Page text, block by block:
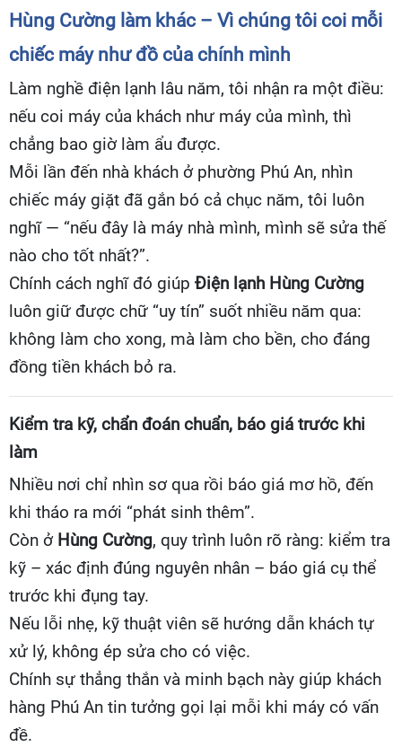
Hùng Cường làm khác – Vì chúng tôi coi mỗi
chiếc máy như đồ của chính mình
Làm nghề điện lạnh lâu năm, tôi nhận ra một điều:
nếu coi máy của khách như máy của mình, thì
chẳng bao giờ làm ẩu được.
Mỗi lần đến nhà khách ở phường Phú An, nhìn
chiếc máy giặt đã gắn bó cả chục năm, tôi luôn
nghĩ — “nếu đây là máy nhà mình, mình sẽ sửa thế
nào cho tốt nhất?”.
Chính cách nghĩ đó giúp Điện lạnh Hùng Cường
luôn giữ được chữ “uy tín” suốt nhiều năm qua:
không làm cho xong, mà làm cho bền, cho đáng
đồng tiền khách bỏ ra.
Kiểm tra kỹ, chẩn đoán chuẩn, báo giá trước khi
làm
Nhiều nơi chỉ nhìn sơ qua rồi báo giá mơ hồ, đến
khi tháo ra mới “phát sinh thêm”.
Còn ở Hùng Cường, quy trình luôn rõ ràng: kiểm tra
kỹ – xác định đúng nguyên nhân – báo giá cụ thể
trước khi đụng tay.
Nếu lỗi nhẹ, kỹ thuật viên sẽ hướng dẫn khách tự
xử lý, không ép sửa cho có việc.
Chính sự thẳng thắn và minh bạch này giúp khách
hàng Phú An tin tưởng gọi lại mỗi khi máy có vấn
đề.